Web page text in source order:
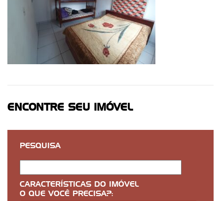
ENCONTRE SEU IMÓVEL
PESQUISA
CARACTERÍSTICAS DO IMÓVEL
O QUE VOCÊ PRECISA?: